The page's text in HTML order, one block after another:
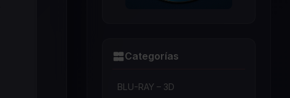
Categorías
BLU-RAY – 3D